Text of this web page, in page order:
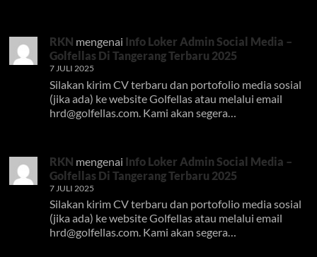
RKN mengenai Info Loker Admin Social Media –
Golfellas Di Tangerang Terbaru 2025
7 JULI 2025
Silakan kirim CV terbaru dan portofolio media sosial
(jika ada) ke website Golfellas atau melalui email
hrd@golfellas.com . Kami akan segera…
RKN mengenai Info Loker Admin Social Media –
Golfellas Di Tangerang Terbaru 2025
7 JULI 2025
Silakan kirim CV terbaru dan portofolio media sosial
(jika ada) ke website Golfellas atau melalui email
hrd@golfellas.com. Kami akan segera…